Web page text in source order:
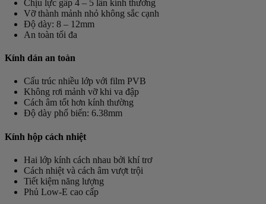
Chịu lực gấp 4 – 5 lần kính thường
Vỡ thành mảnh nhỏ không sắc cạnh
Độ dày: 8 – 12mm
An toàn tối đa
Kính dán an toàn
Cấu trúc nhiều lớp với film PVB
Không rơi mảnh vỡ khi va đập
Cách âm tốt hơn kính thường
Độ dày phổ biến: 6.38mm
Kính hộp cách nhiệt
Hai lớp kính cách nhau bởi khí trơ
Cách nhiệt và cách âm vượt trội
Tiết kiệm năng lượng
Phủ Low-E cao cấp